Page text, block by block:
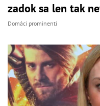
zadok sa len tak
Domáci prominenti